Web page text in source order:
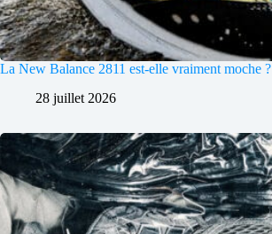
La New Balance 2811 est-elle vraiment moche ?
28 juillet 2026